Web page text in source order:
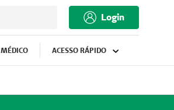
Login
ACESSO RÁPIDO